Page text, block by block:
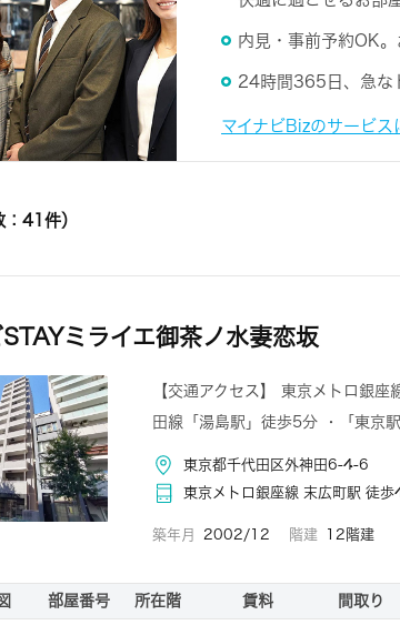
内見・事前予約OK
24時間365日、急な
マイナビBizのサービス
41件）
STAYミライエ御茶ノ水妻恋坂
【交通アクセス】 東京メトロ銀
田線「湯島駅」徒歩5分 ・「東京
東京都千代田区外神田6-4-6
東京メトロ銀座線 末広町駅 徒歩
築年月 2002/12 階建 12階建
部屋番号 所在階 賃料 間取り